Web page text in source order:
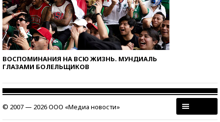
ВОСПОМИНАНИЯ НА ВСЮ ЖИЗНЬ. МУНДИАЛЬ
ГЛАЗАМИ БОЛЕЛЬЩИКОВ
© 2007 — 2026 ООО «Медиа новости»